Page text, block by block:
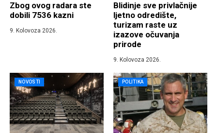
Zbog ovog radara ste
dobili 7536 kazni
9. Kolovoza 2026.
Blidinje sve privlačnije
ljetno odredište,
turizam raste uz
izazove očuvanja
prirode
9. Kolovoza 2026.
NOVOSTI POLITIKA